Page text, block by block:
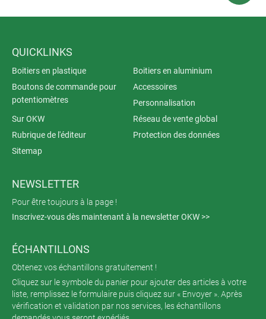
QUICKLINKS
Boitiers en plastique
Boitiers en aluminium
Boutons de commande pour
potentiomètres
Accessoires
Personnalisation
Sur OKW
Réseau de vente global
Rubrique de l'éditeur
Protection des données
Sitemap
NEWSLETTER
Pour être toujours à la page !
Inscrivez-vous dès maintenant à la newsletter OKW >>
ÉCHANTILLONS
Obtenez vos échantillons gratuitement !
Cliquez sur le symbole du panier pour ajouter des articles à votre
liste, remplissez le formulaire puis cliquez sur « Envoyer ». Après
vérification et validation par nos services, les échantillons